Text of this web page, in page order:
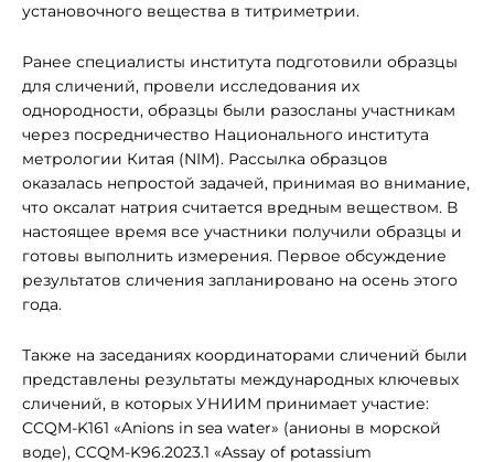
установочного вещества в титриметрии.
Ранее специалисты института подготовили образцы
для сличений, провели исследования их
однородности, образцы были разосланы участникам
через посредничество Национального института
метрологии Китая (NIM). Рассылка образцов
оказалась непростой задачей, принимая во внимание,
что оксалат натрия считается вредным веществом. В
настоящее время все участники получили образцы и
готовы выполнить измерения. Первое обсуждение
результатов сличения запланировано на осень этого
года.
Также на заседаниях координаторами сличений были
представлены результаты международных ключевых
сличений, в которых УНИИМ принимает участие:
CCQM-K161 «Anions in sea water» (анионы в морской
воде), CCQM-K96.2023.1 «Assay of potassium